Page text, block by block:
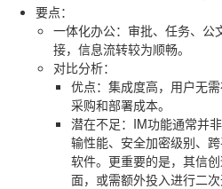
要点：
一体化办公：审批、任务、公
接，信息流转较为顺畅。
对比分析：
优点：集成度高，用户无
采购和部署成本。
潜在不足：IM功能通常并
输性能、安全加密级别、
软件。更重要的是，其信
面，或需额外投入进行二次